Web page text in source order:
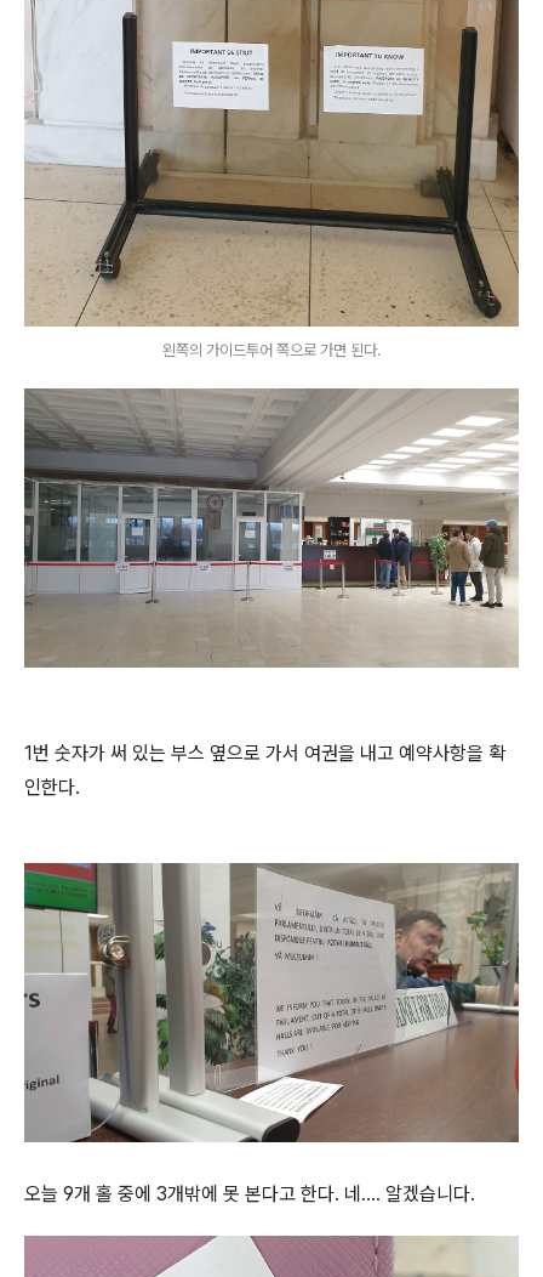
왼쪽의 가이드투어 쪽으로 가면 된다.
1번 숫자가 써 있는 부스 옆으로 가서 여권을 내고 예약사항을 확
인한다.
오늘 9개 홀 중에 3개밖에 못 본다고 한다. 네.... 알겠습니다.